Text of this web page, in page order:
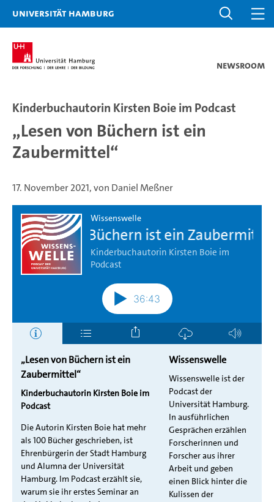
Universität Hamburg
Newsroom
Kinderbuchautorin Kirsten Boie im Podcast
„Lesen von Büchern ist ein
Zaubermittel“
17. November 2021, von Daniel Meßner